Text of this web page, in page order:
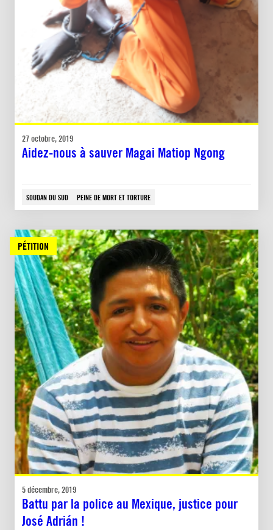
27 octobre, 2019
Aidez-nous à sauver Magai Matiop Ngong
SOUDAN DU SUD PEINE DE MORT ET TORTURE
PÉTITION
5 décembre, 2019
Battu par la police au Mexique, justice pour
José Adrián !